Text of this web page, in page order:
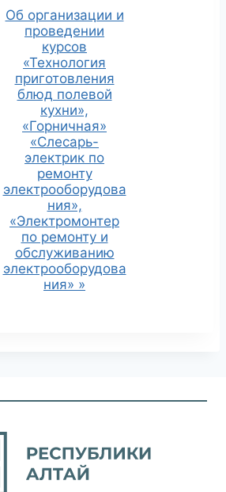
Об организации и
проведении
курсов
«Технология
приготовления
блюд полевой
кухни»,
«Горничная»
«Слесарь-
электрик по
ремонту
электрооборудова
ния»,
«Электромонтер
по ремонту и
обслуживанию
электрооборудова
ния» »